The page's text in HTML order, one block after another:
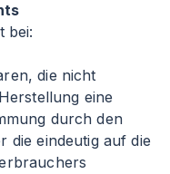
bei:
die nicht
eine
durch den
die eindeutig auf die